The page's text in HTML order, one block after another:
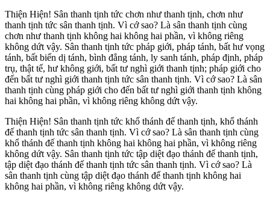
Thiện Hiện! Sân thanh tịnh tức chơn như thanh tịnh, chơn như
thanh tịnh tức sân thanh tịnh. Vì cớ sao? Là sân thanh tịnh cùng
chơn như thanh tịnh không hai không hai phần, vì không riêng
không dứt vậy. Sân thanh tịnh tức pháp giới, pháp tánh, bất hư vọng
tánh, bất biến dị tánh, bình đẳng tánh, ly sanh tánh, pháp định, pháp
trụ, thật tế, hư không giới, bất tư nghì giới thanh tịnh; pháp giới cho
đến bất tư nghì giới thanh tịnh tức sân thanh tịnh. Vì cớ sao? Là sân
thanh tịnh cùng pháp giới cho đến bất tư nghì giới thanh tịnh không
hai không hai phần, vì không riêng không dứt vậy.
Thiện Hiện! Sân thanh tịnh tức khổ thánh đế thanh tịnh, khổ thánh
đế thanh tịnh tức sân thanh tịnh. Vì cớ sao? Là sân thanh tịnh cùng
khổ thánh đế thanh tịnh không hai không hai phần, vì không riêng
không dứt vậy. Sân thanh tịnh tức tập diệt đạo thánh đế thanh tịnh,
tập diệt đạo thánh đế thanh tịnh tức sân thanh tịnh. Vì cớ sao? Là
sân thanh tịnh cùng tập diệt đạo thánh đế thanh tịnh không hai
không hai phần, vì không riêng không dứt vậy.